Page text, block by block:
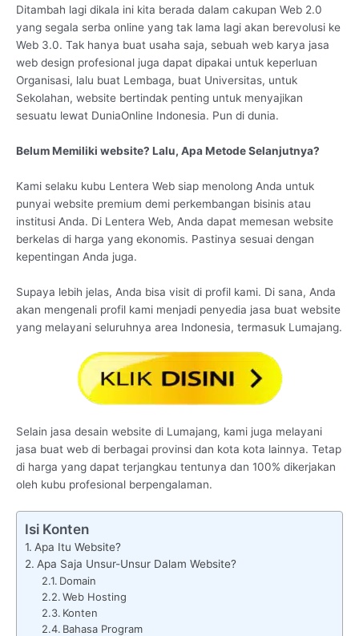
Ditambah lagi dikala ini kita berada dalam cakupan Web 2.0
yang segala serba online yang tak lama lagi akan berevolusi ke
Web 3.0. Tak hanya buat usaha saja, sebuah web karya jasa
web design profesional juga dapat dipakai untuk keperluan
Organisasi, lalu buat Lembaga, buat Universitas, untuk
Sekolahan, website bertindak penting untuk menyajikan
sesuatu lewat DuniaOnline Indonesia. Pun di dunia.
Belum Memiliki website? Lalu, Apa Metode Selanjutnya?
Kami selaku kubu Lentera Web siap menolong Anda untuk
punyai website premium demi perkembangan bisinis atau
institusi Anda. Di Lentera Web, Anda dapat memesan website
berkelas di harga yang ekonomis. Pastinya sesuai dengan
kepentingan Anda juga.
Supaya lebih jelas, Anda bisa visit di profil kami. Di sana, Anda
akan mengenali profil kami menjadi penyedia jasa buat website
yang melayani seluruhnya area Indonesia, termasuk Lumajang.
Selain jasa desain website di Lumajang, kami juga melayani
jasa buat web di berbagai provinsi dan kota kota lainnya. Tetap
di harga yang dapat terjangkau tentunya dan 100% dikerjakan
oleh kubu profesional berpengalaman.
Isi Konten
Apa Itu Website?
Apa Saja Unsur-Unsur Dalam Website?
Domain
Web Hosting
Konten
Bahasa Program